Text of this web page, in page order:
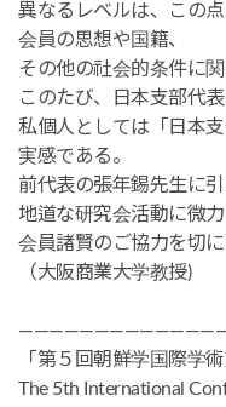
異なるレベルは、この
会員の思想や国籍、
その他の社会的条件に
このたび、日本支部代
私個人としては「日本
実感である。
前代表の張年錫先生に
地道な研究会活動に微力
会員諸賢のご協力を切
（大阪商業大学教授)
「第５回朝鮮学国際学術
The 5th International